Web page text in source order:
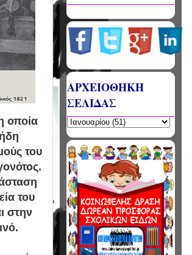
οποία
του
του
στην
ΑΡΧΕΙΟΘΗΚΗ
ΣΕΛΙΔΑΣ